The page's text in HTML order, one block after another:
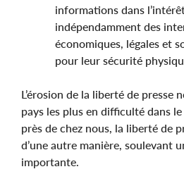
informations dans
indépendamment des
économiques, légales et
pour leur sécurité
L’érosion de la liberté de presse
pays les plus en difficulté dans
près de chez nous, la liberté de
d’une autre manière, soulevant
importante.